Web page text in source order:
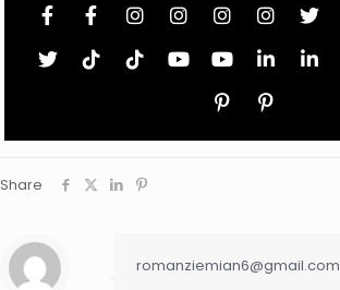
Share
romanziemian6@gmail.com